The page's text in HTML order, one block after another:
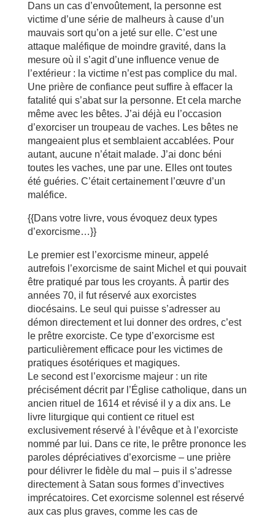
Dans un cas d’envoûtement, la personne est
victime d’une série de malheurs à cause d’un
mauvais sort qu’on a jeté sur elle. C’est une
attaque maléfique de moindre gravité, dans la
mesure où il s’agit d’une influence venue de
l’extérieur : la victime n’est pas complice du mal.
Une prière de confiance peut suffire à effacer la
fatalité qui s’abat sur la personne. Et cela marche
même avec les bêtes. J’ai déjà eu l’occasion
d’exorciser un troupeau de vaches. Les bêtes ne
mangeaient plus et semblaient accablées. Pour
autant, aucune n’était malade. J’ai donc béni
toutes les vaches, une par une. Elles ont toutes
été guéries. C’était certainement l’œuvre d’un
maléfice.
{{Dans votre livre, vous évoquez deux types
d’exorcisme…}}
Le premier est l’exorcisme mineur, appelé
autrefois l’exorcisme de saint Michel et qui pouvait
être pratiqué par tous les croyants. À partir des
années 70, il fut réservé aux exorcistes
diocésains. Le seul qui puisse s’adresser au
démon directement et lui donner des ordres, c’est
le prêtre exorciste. Ce type d’exorcisme est
particulièrement efficace pour les victimes de
pratiques ésotériques et magiques.
Le second est l’exorcisme majeur : un rite
précisément décrit par l’Église catholique, dans un
ancien rituel de 1614 et révisé il y a dix ans. Le
livre liturgique qui contient ce rituel est
exclusivement réservé à l’évêque et à l’exorciste
nommé par lui. Dans ce rite, le prêtre prononce les
paroles dépréciatives d’exorcisme – une prière
pour délivrer le fidèle du mal – puis il s’adresse
directement à Satan sous formes d’invectives
imprécatoires. Cet exorcisme solennel est réservé
aux cas plus graves, comme les cas de